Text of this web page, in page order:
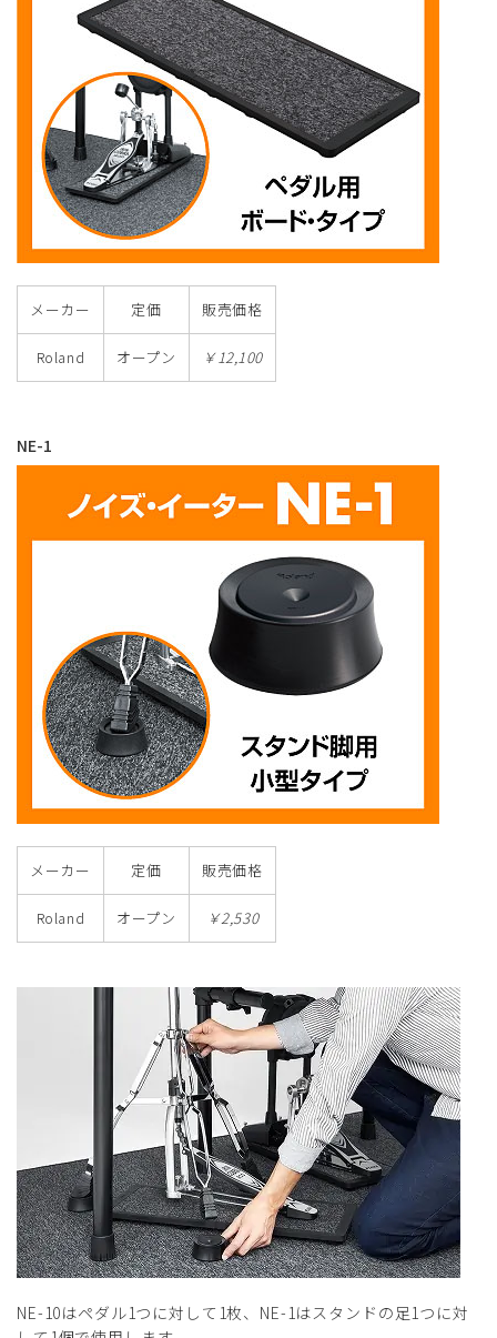
メーカー 定価 販売価格
Roland オープン ￥12,100
NE-1
メーカー 定価 販売価格
Roland オープン ￥2,530
NE-10はペダル1つに対して1枚、NE-1はスタンドの足1つに対